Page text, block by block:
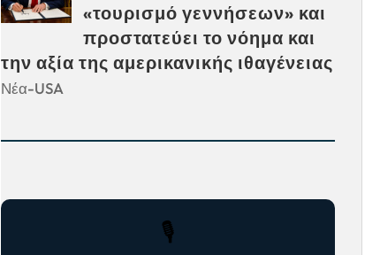
«τουρισμό γεννήσεων» και
προστατεύει το νόημα και
την αξία της αμερικανικής ιθαγένειας
Νέα-USA
🎙